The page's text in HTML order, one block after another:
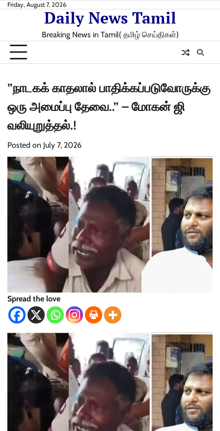
SkipFriday, August 7, 2026
Daily News Tamil
Breaking News in Tamil( தமிழ் செய்திகள்)
”நாடகக் காதலால் பாதிக்கப்படுவோருக்கு
ஒரு அமைப்பு தேவை..” – மோகன் ஜி
வலியுறுத்தல்.!
Posted on July 7, 2026
Spread the love